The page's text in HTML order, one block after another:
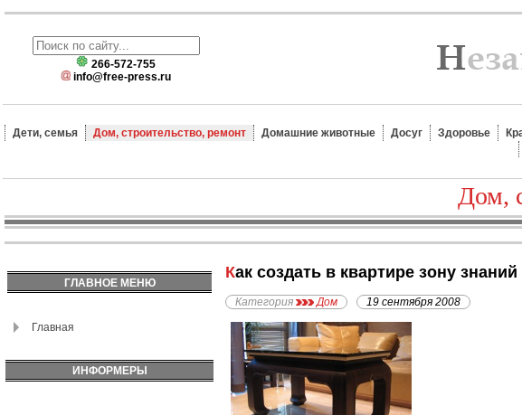
266-572-755
info@free-press.ru
Дети, семья Дом, строительство, ремонт Домашние животные Досуг Здоровье
Дом,
ГЛАВНОЕ МЕНЮ
Главная
ИНФОРМЕРЫ
Как создать в квартире зону знаний
Категория Дом 19 сентября 2008